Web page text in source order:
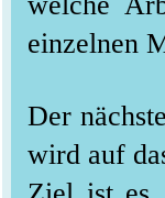
einzelnen
Der
wird auf